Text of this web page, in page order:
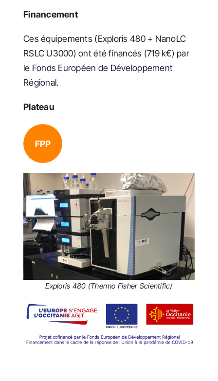
Financement
Ces équipements (Exploris 480 + NanoLC
RSLC U3000) ont été financés (719 k€) par
le Fonds Européen de Développement
Régional.
Plateau
FPP
Exploris 480 (Thermo Fisher Scientific)